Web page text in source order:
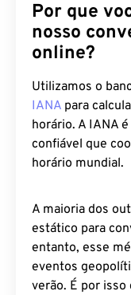
Por que
nosso
online?
Utilizamos o
IANA para
horário. A IANA
confiável que
horário mundial.
A maioria dos
estático para
entanto, esse
eventos
verão. É por